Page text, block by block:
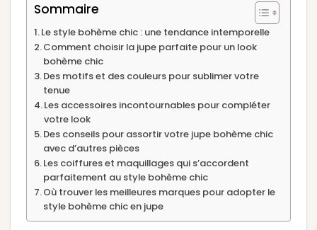
Sommaire
Le style bohème chic : une tendance intemporelle
Comment choisir la jupe parfaite pour un look
bohème chic
Des motifs et des couleurs pour sublimer votre
tenue
Les accessoires incontournables pour compléter
votre look
Des conseils pour assortir votre jupe bohème chic
avec d’autres pièces
Les coiffures et maquillages qui s’accordent
parfaitement au style bohème chic
Où trouver les meilleures marques pour adopter le
style bohème chic en jupe